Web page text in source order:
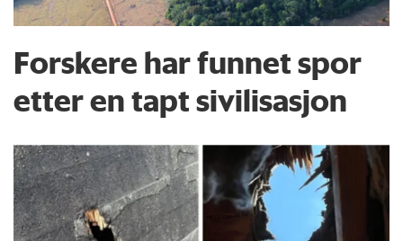
Forskere har funnet spor
etter en tapt sivilisasjon